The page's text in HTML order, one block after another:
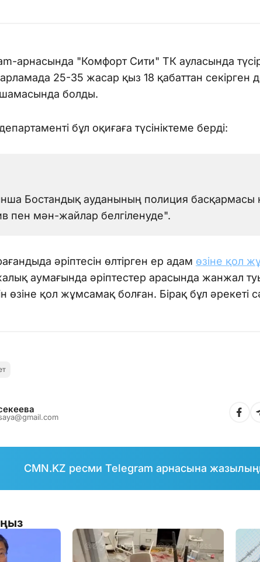
арнасында "Комфорт Сити" ТК ауласында
25-35 жасар қыз 18 қабаттан секірген
шамасында болды.
бұл оқиғаға түсініктеме берді:
Бостандық ауданының полиция басқармасы
пен мән-жайлар белгіленуде".
әріптесін өлтірген ер адам өзіне қол
аумағында әріптестер арасында жанжал
өзіне қол жұмсамақ болған. Бірақ бұл әрекеті
CMN.KZ ресми Telegram арнасына